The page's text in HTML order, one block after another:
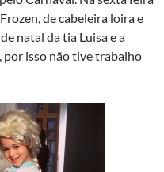
de cabeleira loira e
natal da tia Luisa e a
por isso não tive trabalho